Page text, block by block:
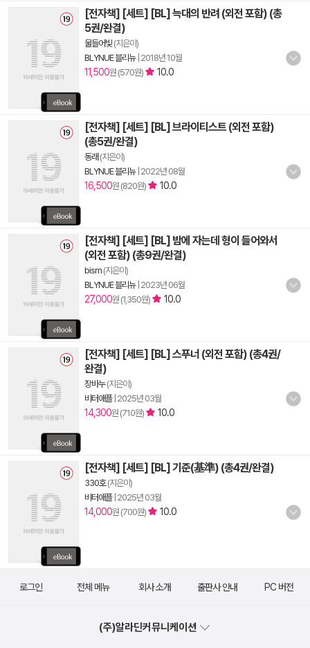
[전자책] [세트] [BL] 늑대의 반려 (외전 포함) (총
5권/완결)
물들어빛 (지은이)
BLYNUE 블리뉴| 2018년 10월
11,500원 (570원) 10.0
[전자책] [세트] [BL] 브라이티스트 (외전 포함)
(총5권/완결)
동래 (지은이)
BLYNUE 블리뉴| 2022년 08월
16,500원 (820원) 10.0
[전자책] [세트] [BL] 밤에 자는데 형이 들어와서
(외전 포함) (총9권/완결)
bism (지은이)
BLYNUE 블리뉴| 2023년 06월
27,000원 (1,350원) 10.0
[전자책] [세트] [BL] 스푸너 (외전 포함) (총4권/
완결)
장바누(지은이)
비터애플| 2025년 03월
14,300원 (710원) 10.0
[전자책] [세트] [BL] 기준(基準) (총4권/완결)
330호(지은이)
비터애플| 2025년 03월
14,000원 (700원) 10.0
로그인 전체 메뉴 회사 소개 출판사 안내 PC 버전
(주)알라딘커뮤니케이션